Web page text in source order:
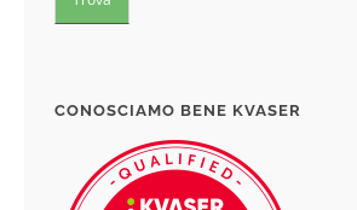
CONOSCIAMO BENE KVASER